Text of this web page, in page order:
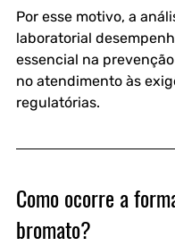
Por esse motivo, a
laboratorial
essencial na
no atendimento às
regulatórias.
Como ocorre a
bromato?